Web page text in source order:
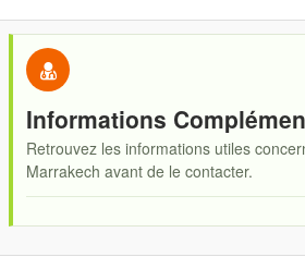
Informations
Retrouvez les informations utiles
Marrakech avant de le contacter.